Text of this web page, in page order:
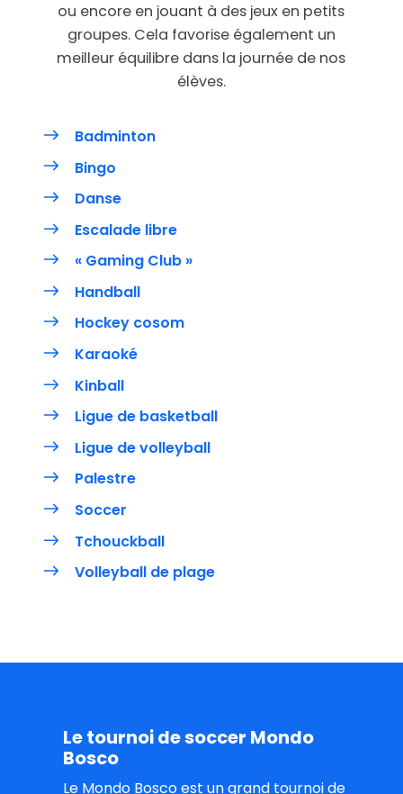
ou encore en jouant à des jeux en petits
groupes. Cela favorise également un
meilleur équilibre dans la journée de nos
élèves.
Badminton
Bingo
Danse
Escalade libre
« Gaming Club »
Handball
Hockey cosom
Karaoké
Kinball
Ligue de basketball
Ligue de volleyball
Palestre
Soccer
Tchouckball
Volleyball de plage
Letournoidesoccer Mondo
Bosco
Le Mondo Bosco est un grand tournoi de